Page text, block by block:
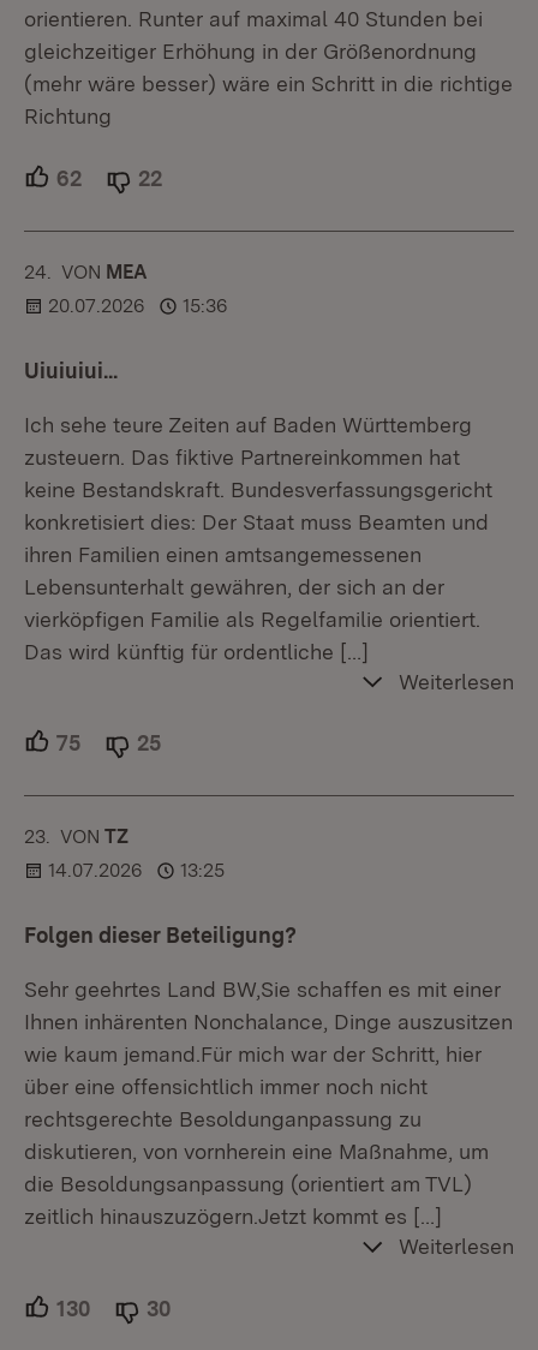
orientieren. Runter auf maximal 40 Stunden bei
gleichzeitiger Erhöhung in der Größenordnung
(mehr wäre besser) wäre ein Schritt in die richtige
Richtung
62 Unterstützer.
22
24. KOMMENTAR
VON :MEA
20.07.2026
15:36
Uiuiuiui...
Ich sehe teure Zeiten auf Baden Württemberg
zusteuern. Das fiktive Partnereinkommen hat
keine Bestandskraft. Bundesverfassungsgericht
konkretisiert dies: Der Staat muss Beamten und
ihren Familien einen amtsangemessenen
Lebensunterhalt gewähren, der sich an der
vierköpfigen Familie als Regelfamilie orientiert.
Das wird künftig für ordentliche […]
Weiterlesen
75 Unterstützer.
25
23. KOMMENTAR
VON :TZ
14.07.2026
13:25
Folgen dieser Beteiligung?
Sehr geehrtes Land BW,Sie schaffen es mit einer
Ihnen inhärenten Nonchalance, Dinge auszusitzen
wie kaum jemand.Für mich war der Schritt, hier
über eine offensichtlich immer noch nicht
rechtsgerechte Besoldunganpassung zu
diskutieren, von vornherein eine Maßnahme, um
die Besoldungsanpassung (orientiert am TVL)
zeitlich hinauszuzögern.Jetzt kommt es […]
Weiterlesen
130 Unterstützer.
30